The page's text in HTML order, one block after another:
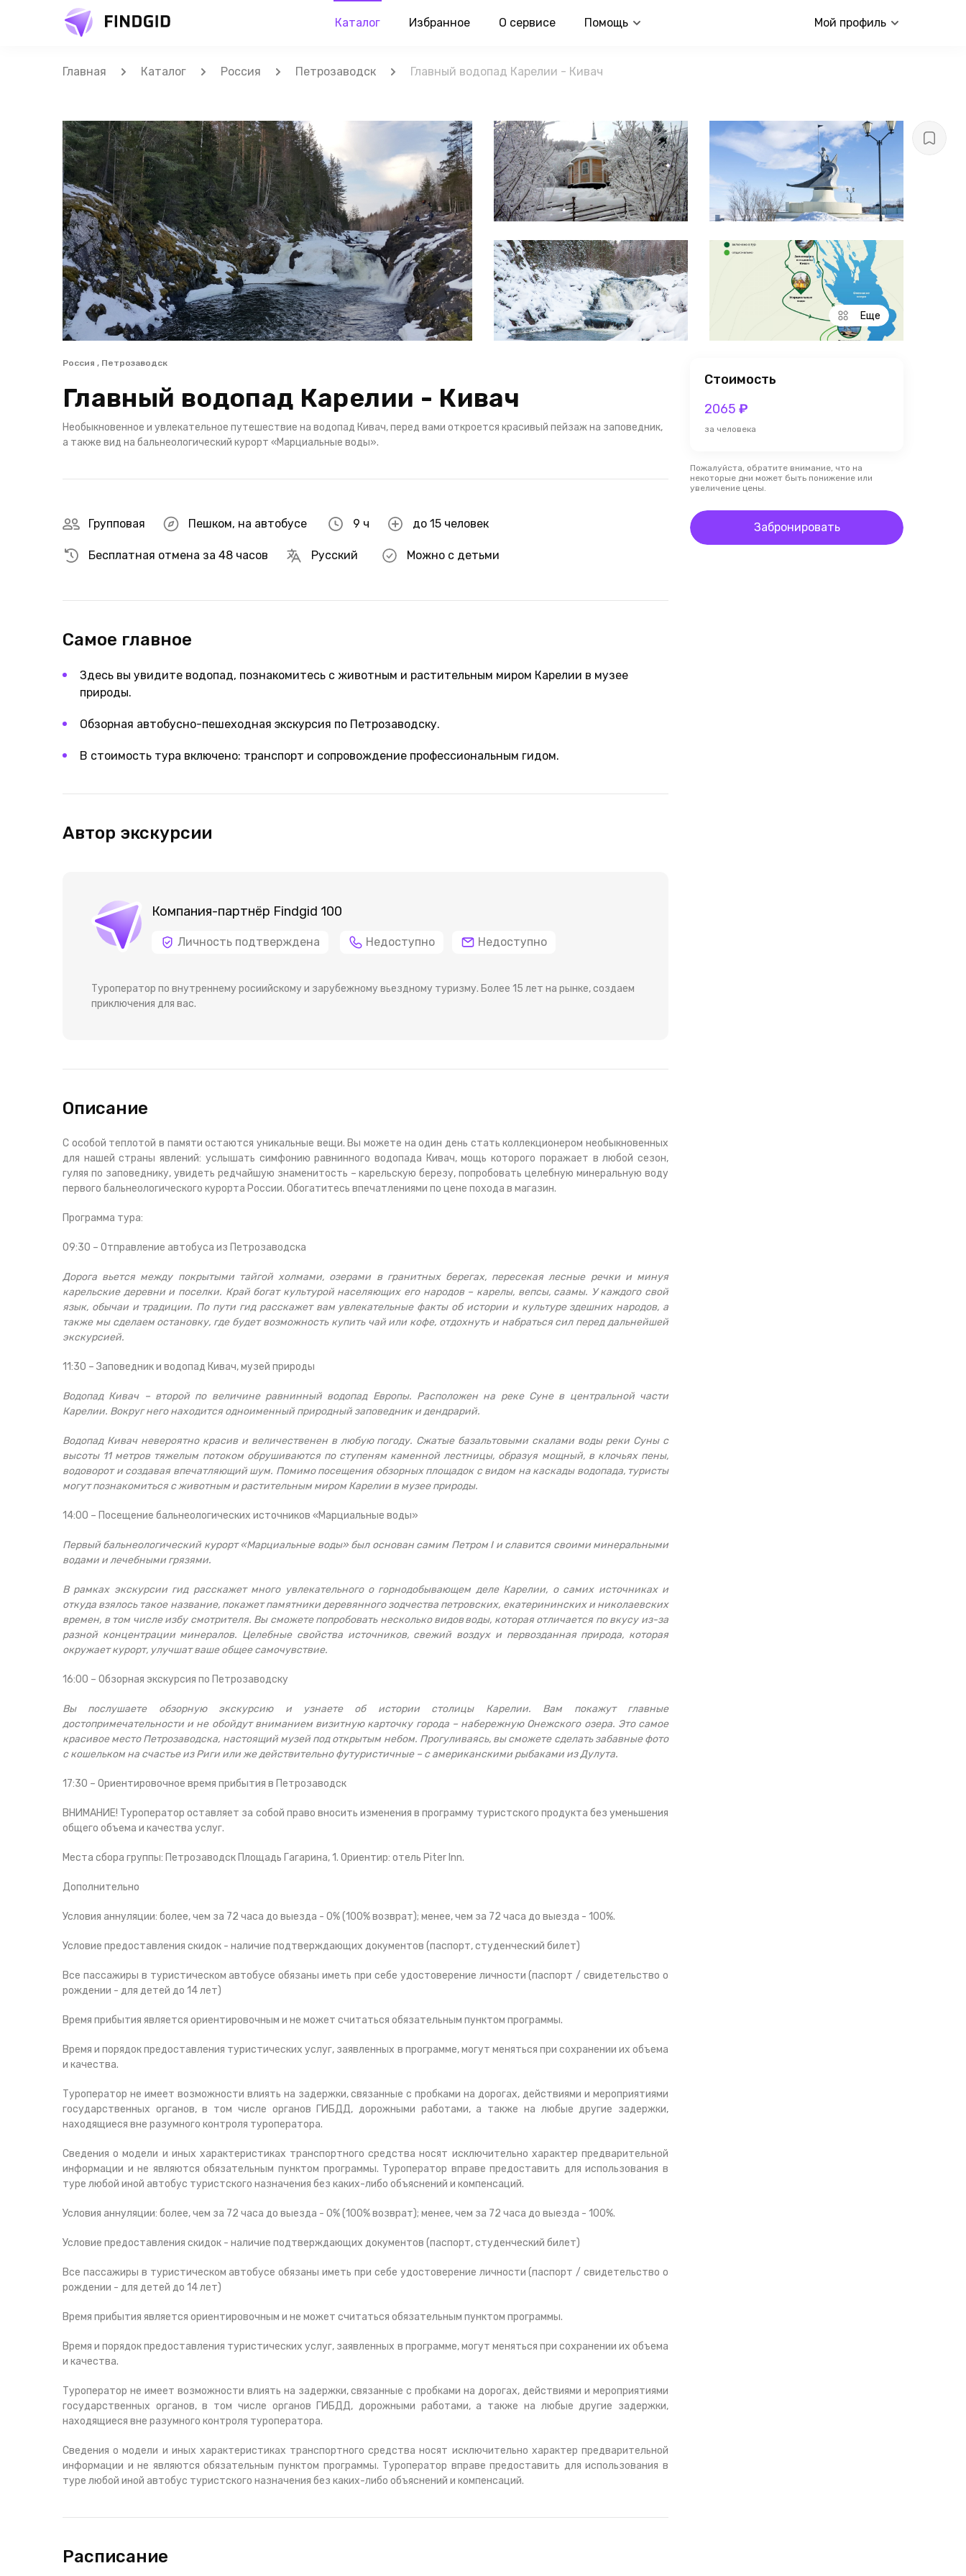
Каталог Избранное О сервисе Помощь Мой профиль
Главная Каталог Россия Петрозаводск Главный водопад Карелии - Кивач
Еще
Россия , Петрозаводск
Главный водопад Карелии - Кивач
Необыкновенное и увлекательное путешествие на водопад Кивач, перед вами откроется красивый пейзаж на заповедник,
а также вид на бальнеологический курорт «Марциальные воды».
Групповая Пешком, на автобусе 9 ч до 15 человек
Бесплатная отмена за 48 часов Русский Можно с детьми
Самое главное
Здесь вы увидите водопад, познакомитесь с животным и растительным миром Карелии в музее
природы.
Обзорная автобусно-пешеходная экскурсия по Петрозаводску.
В стоимость тура включено: транспорт и сопровождение профессиональным гидом.
Автор экскурсии
Компания-партнёр Findgid 100
Личность подтверждена Недоступно Недоступно
Туроператор по внутреннему росиийскому и зарубежному вьездному туризму. Более 15 лет на рынке, создаем
приключения для вас.
Описание
С особой теплотой в памяти остаются уникальные вещи. Вы можете на один день стать коллекционером необыкновенных
для нашей страны явлений: услышать симфонию равнинного водопада Кивач, мощь которого поражает в любой сезон,
гуляя по заповеднику, увидеть редчайшую знаменитость – карельскую березу, попробовать целебную минеральную воду
первого бальнеологического курорта России. Обогатитесь впечатлениями по цене похода в магазин.
Программа тура:
09:30 – Отправление автобуса из Петрозаводска
Дорога вьется между покрытыми тайгой холмами, озерами в гранитных берегах, пересекая лесные речки и минуя
карельские деревни и поселки. Край богат культурой населяющих его народов – карелы, вепсы, саамы. У каждого свой
язык, обычаи и традиции. По пути гид расскажет вам увлекательные факты об истории и культуре здешних народов, а
также мы сделаем остановку, где будет возможность купить чай или кофе, отдохнуть и набраться сил перед дальнейшей
экскурсией.
11:30 – Заповедник и водопад Кивач, музей природы
Водопад Кивач – второй по величине равнинный водопад Европы. Расположен на реке Суне в центральной части
Карелии. Вокруг него находится одноименный природный заповедник и дендрарий.
Водопад Кивач невероятно красив и величественен в любую погоду. Сжатые базальтовыми скалами воды реки Суны с
высоты 11 метров тяжелым потоком обрушиваются по ступеням каменной лестницы, образуя мощный, в клочьях пены,
водоворот и создавая впечатляющий шум. Помимо посещения обзорных площадок с видом на каскады водопада, туристы
могут познакомиться с животным и растительным миром Карелии в музее природы.
14:00 – Посещение бальнеологических источников «Марциальные воды»
Первый бальнеологический курорт «Марциальные воды» был основан самим Петром I и славится своими минеральными
водами и лечебными грязями.
В рамках экскурсии гид расскажет много увлекательного о горнодобывающем деле Карелии, о самих источниках и
откуда взялось такое название, покажет памятники деревянного зодчества петровских, екатерининских и николаевских
времен, в том числе избу смотрителя. Вы сможете попробовать несколько видов воды, которая отличается по вкусу из-за
разной концентрации минералов. Целебные свойства источников, свежий воздух и первозданная природа, которая
окружает курорт, улучшат ваше общее самочувствие.
16:00 – Обзорная экскурсия по Петрозаводску
Вы послушаете обзорную экскурсию и узнаете об истории столицы Карелии. Вам покажут главные
достопримечательности и не обойдут вниманием визитную карточку города – набережную Онежского озера. Это самое
красивое место Петрозаводска, настоящий музей под открытым небом. Прогуливаясь, вы сможете сделать забавные фото
с кошельком на счастье из Риги или же действительно футуристичные – с американскими рыбаками из Дулута.
17:30 – Ориентировочное время прибытия в Петрозаводск
ВНИМАНИЕ! Туроператор оставляет за собой право вносить изменения в программу туристского продукта без уменьшения
общего объема и качества услуг.
Места сбора группы: Петрозаводск Площадь Гагарина, 1. Ориентир: отель Piter Inn.
Дополнительно
Условия аннуляции: более, чем за 72 часа до выезда - 0% (100% возврат); менее, чем за 72 часа до выезда - 100%.
Условие предоставления скидок - наличие подтверждающих документов (паспорт, студенческий билет)
Все пассажиры в туристическом автобусе обязаны иметь при себе удостоверение личности (паспорт / свидетельство о
рождении - для детей до 14 лет)
Время прибытия является ориентировочным и не может считаться обязательным пунктом программы.
Время и порядок предоставления туристических услуг, заявленных в программе, могут меняться при сохранении их объема
и качества.
Туроператор не имеет возможности влиять на задержки, связанные с пробками на дорогах, действиями и мероприятиями
государственных органов, в том числе органов ГИБДД, дорожными работами, а также на любые другие задержки,
находящиеся вне разумного контроля туроператора.
Сведения о модели и иных характеристиках транспортного средства носят исключительно характер предварительной
информации и не являются обязательным пунктом программы. Туроператор вправе предоставить для использования в
туре любой иной автобус туристского назначения без каких-либо объяснений и компенсаций.
Условия аннуляции: более, чем за 72 часа до выезда - 0% (100% возврат); менее, чем за 72 часа до выезда - 100%.
Условие предоставления скидок - наличие подтверждающих документов (паспорт, студенческий билет)
Все пассажиры в туристическом автобусе обязаны иметь при себе удостоверение личности (паспорт / свидетельство о
рождении - для детей до 14 лет)
Время прибытия является ориентировочным и не может считаться обязательным пунктом программы.
Время и порядок предоставления туристических услуг, заявленных в программе, могут меняться при сохранении их объема
и качества.
Туроператор не имеет возможности влиять на задержки, связанные с пробками на дорогах, действиями и мероприятиями
государственных органов, в том числе органов ГИБДД, дорожными работами, а также на любые другие задержки,
находящиеся вне разумного контроля туроператора.
Сведения о модели и иных характеристиках транспортного средства носят исключительно характер предварительной
информации и не являются обязательным пунктом программы. Туроператор вправе предоставить для использования в
туре любой иной автобус туристского назначения без каких-либо объяснений и компенсаций.
Стоимость
2065 ₽
за человека
Пожалуйста, обратите внимание, что на
некоторые дни может быть понижение или
увеличение цены.
Забронировать
Расписание